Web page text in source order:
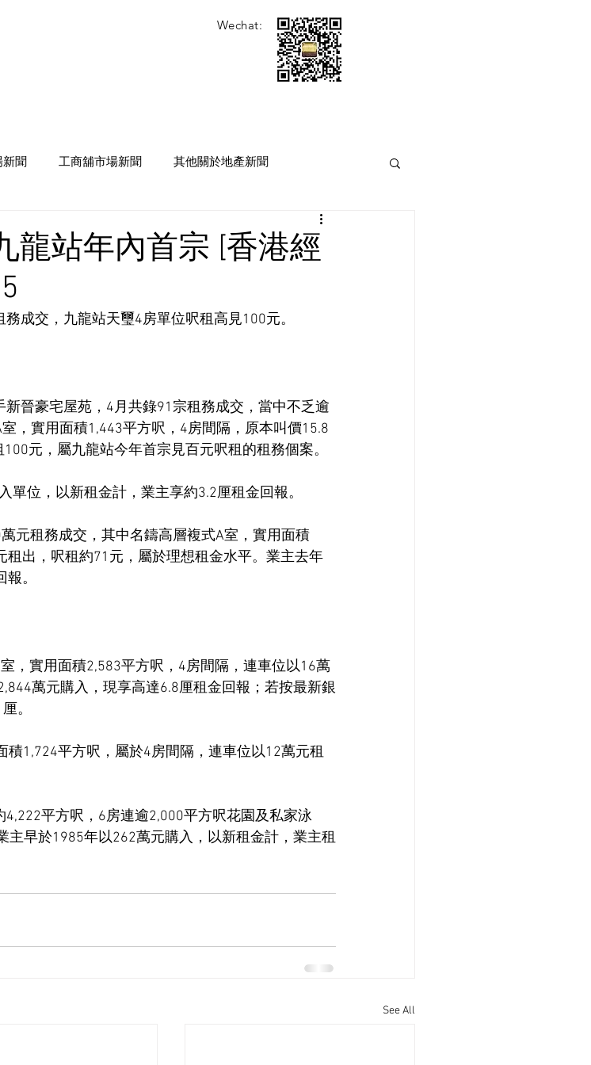
Wechat:
聞 工商舖市場新聞 其他關於地產新聞
龍站年內首宗 [香港經
成交，九龍站天璽4房單位呎租高見100元。
晉豪宅屋苑，4月共錄91宗租務成交，當中不乏逾
，實用面積1,443平方呎，4房間隔，原本叫價15.8
元，屬九龍站今年首宗見百元呎租的租務個案。
單位，以新租金計，業主享約3.2厘租金回報。
元租務成交，其中名鑄高層複式A室，實用面積
出，呎租約71元，屬於理想租金水平。業主去年
。
，實用面積2,583平方呎，4房間隔，連車位以16萬
萬元購入，現享高達6.8厘租金回報；若按最新銀
。
1,724平方呎，屬於4房間隔，連車位以12萬元租
平方呎，6房連逾2,000平方呎花園及私家泳
主早於1985年以262萬元購入，以新租金計，業主租
See All